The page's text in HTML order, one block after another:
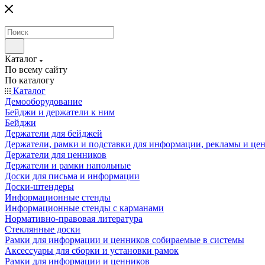
Каталог
По всему сайту
По каталогу
Каталог
Демооборудование
Бейджи и держатели к ним
Бейджи
Держатели для бейджей
Держатели, рамки и подставки для информации, рекламы и
Держатели для ценников
Держатели и рамки напольные
Доски для письма и информации
Доски-штендеры
Информационные стенды
Информационные стенды с карманами
Нормативно-правовая литература
Стеклянные доски
Рамки для информации и ценников собираемые в системы
Аксессуары для сборки и установки рамок
Рамки для информации и ценников